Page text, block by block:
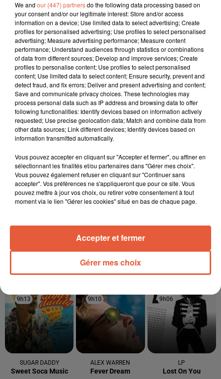
À LA UNE
6 août 2026
Arles : après un taureau percuté lors d'une
We and our (447) partnersdo the following data processing based on
your consent and/or our legitimate interest: Store and/or access
information on a device; Use limited data to select advertising; Create
profiles for personalised advertising; Use profiles to select personalised
advertising; Measure advertising performance; Measure content
performance; Understand audiences through statistics or combinations
of data from different sources; Develop and improve services; Create
profiles to personalise content; Use profiles to select personalised
content; Use limited data to select content; Ensure security, prevent and
detect fraud, and fix errors; Deliver and present advertising and content;
Save and communicate privacy choices. These technologies may
process personal data such as IP address and browsing data to offer
following functionalities: Identify devices based on information actively
requested; Use precise geolocation data; Match and combine data from
other data sources; Link different devices; Identify devices based on
information transmitted automatically.
Vous pouvez accepter en cliquant sur "Accepter et fermer", ou affiner en
sélectionnant les finalités et/ou partenaires dans "Gérer mes choix".
Vous pouvez également refuser en cliquant sur "Continuer sans
accepter". Vos préférences ne s'appliqueront que pour ce site. Vous
pouvez mettre à jour vos choix, ou retirer votre consentement à tout
moment via le lien "Gérer les cookies" situé en bas de chaque page.
Gérer mes choix
Accepter et fermer